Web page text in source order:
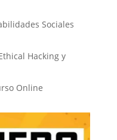
Sociales
Hacking y
Online